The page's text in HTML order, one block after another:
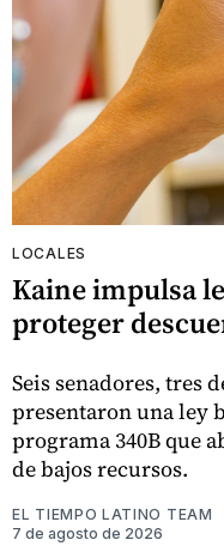
LOCALES
Kaine impulsa
proteger
Seis senadores, tres
presentaron una ley
programa 340B que
de bajos recursos.
EL TIEMPO LATINO TEAM
7 de agosto de 2026